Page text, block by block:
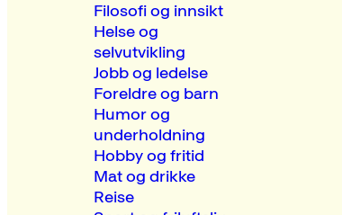
Filosofi og innsikt
Helse og
selvutvikling
Jobb og ledelse
Foreldre og barn
Humor og
underholdning
Hobby og fritid
Mat og drikke
Reise